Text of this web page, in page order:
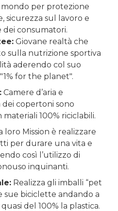
mondo per protezione
sicurezza sul lavoro e
dei consumatori.
Giovane realtà che
sulla nutrizione sportiva
aderendo col suo
for the planet".
Camere d’aria e
copertoni sono
materiali 100% riciclabili.
loro Mission è realizzare
per durare una vita e
così l’utilizzo di
inquinanti.
Realizza gli imballi “pet
sue biciclette andando a
del 100% la plastica.